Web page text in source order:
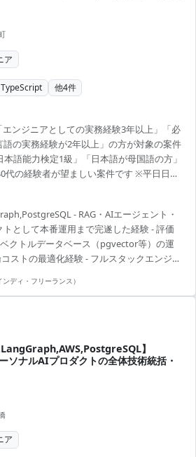
ア
TypeScript 他4件
エンジニアとしての実務経験3年以上」「必
の実務経験が2年以上」の方が対象の案件
語能力検定1級」「日本語が母国語の方」
の経験者が望ましい案件です ※平日日中
いた方がスムーズです ----------------------------
長期記憶（メモリー）のライフサイクル管
力の精度向上に向けた評価（Ev...
- RAG・AIエージェント・
として本番運用まで完遂した経験 - 評価
ベクトルデータベース（pgvector等）の運
ストの最適化経験 - フルスタックエンジニ
ディ・フリーランス）
】
ナルAIプロダクトの全体技術統括・
ア